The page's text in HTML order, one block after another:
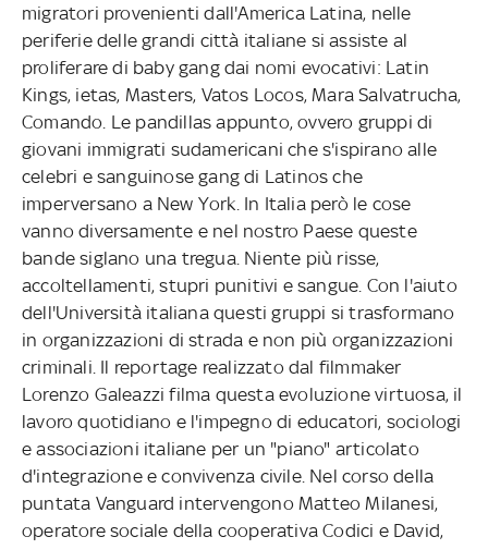
migratori provenienti dall'America Latina, nelle
periferie delle grandi città italiane si assiste al
proliferare di baby gang dai nomi evocativi: Latin
Kings, ietas, Masters, Vatos Locos, Mara Salvatrucha,
Comando. Le pandillas appunto, ovvero gruppi di
giovani immigrati sudamericani che s'ispirano alle
celebri e sanguinose gang di Latinos che
imperversano a New York. In Italia però le cose
vanno diversamente e nel nostro Paese queste
bande siglano una tregua. Niente più risse,
accoltellamenti, stupri punitivi e sangue. Con l'aiuto
dell'Università italiana questi gruppi si trasformano
in organizzazioni di strada e non più organizzazioni
criminali. Il reportage realizzato dal filmmaker
Lorenzo Galeazzi filma questa evoluzione virtuosa, il
lavoro quotidiano e l'impegno di educatori, sociologi
e associazioni italiane per un "piano" articolato
d'integrazione e convivenza civile. Nel corso della
puntata Vanguard intervengono Matteo Milanesi,
operatore sociale della cooperativa Codici e David,